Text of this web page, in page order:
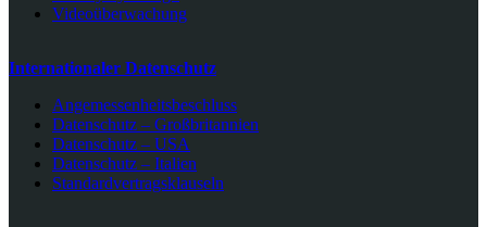
Videoüberwachung
Internationaler Datenschutz
Angemessenheitsbeschluss
Datenschutz – Großbritannien
Datenschutz – USA
Datenschutz – Italien
Standardvertragsklauseln